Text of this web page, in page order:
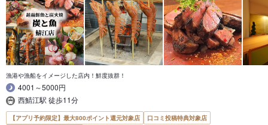
漁港や漁船をイメージした店内！鮮度抜群！
4001～5000円
西鯖江駅 徒歩11分
【アプリ予約限定】最大800ポイント還元対象店
口コミ投稿特典対象店